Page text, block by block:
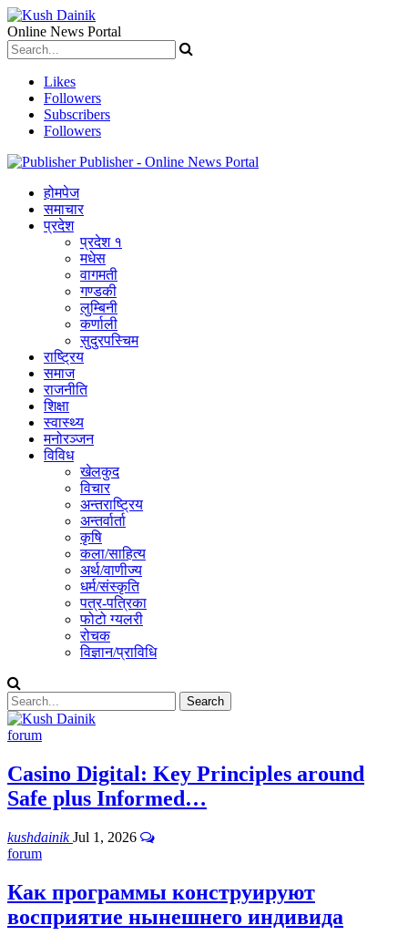
Online News Portal
Likes
Followers
Subscribers
Followers
Publisher - Online News Portal
होमपेज
समाचार
प्रदेश
प्रदेश १
मधेस
वागमती
गण्डकी
लुम्बिनी
कर्णाली
सुदुरपस्चिम
राष्ट्रिय
समाज
राजनीति
शिक्षा
स्वास्थ्य
मनोरञ्जन
विविध
खेलकुद
विचार
अन्तराष्ट्रिय
अन्तर्वार्ता
कृषि
कला/साहित्य
अर्थ/वाणीज्य
धर्म/संस्कृति
पत्र-पत्रिका
फोटो ग्यलरी
रोचक
विज्ञान/प्राविधि
forum
Casino Digital: Key Principles around
Safe plus Informed…
kushdainikJul 1, 2026
forum
Как программы конструируют
восприятие нынешнего индивида